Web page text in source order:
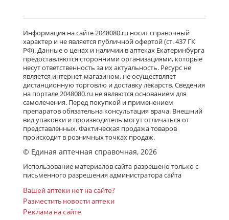
Олоридин (капли глазные 0.1 % 5 мл
флакон-капельница) Гротекс ООО г.
Санкт-Петербург Россия
есть в 2 аптеках
от 689,00 до 689,00
Олапасан (капли глазные 0.2 % 2.5
мл фл.-кап. (1)) Сан Фармасьютикал
Индастриз Лтд Индия
Нет в аптеках города
мл фл.-кап. (1)) Микро Лабс Лимитед
Индия
есть в 2 аптеках
от 319,00 до 319,00
Информация на сайте 2048080.ru носит справочный
характер и не является публичной офертой (ст. 437 ГК
РФ). Данные о ценах и наличии в аптеках Екатеринбурга
предоставляются сторонними организациями, которые
несут ответственность за их актуальность. Ресурс не
является интернет-магазином, не осуществляет
дистанционную торговлю и доставку лекарств. Сведения
на портале 2048080.ru не являются основанием для
самолечения. Перед покупкой и применением
препаратов обязательна консультация врача. Внешний
вид упаковки и производитель могут отличаться от
представленных. Фактическая продажа товаров
происходит в розничных точках продаж.
© Единая аптечная справочная, 2026
Использование материалов сайта разрешено только с
письменного разрешения администратора сайта
Вашей аптеки нет на сайте?
Разместить новости аптеки
Реклама на сайте